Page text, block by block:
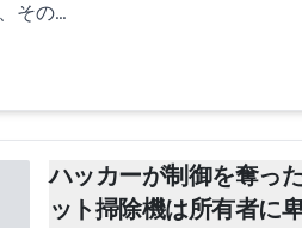
その…
ハッカーが制御を奪っ
ット掃除機は所有者に